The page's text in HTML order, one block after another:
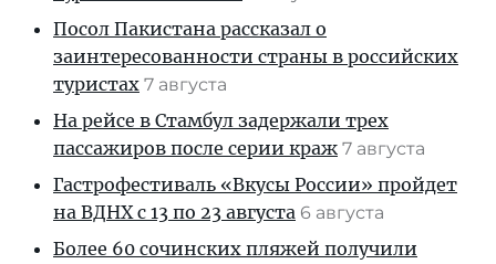
Посол Пакистана рассказал о
заинтересованности страны в российских
туристах 7 августа
На рейсе в Стамбул задержали трех
пассажиров после серии краж 7 августа
Гастрофестиваль «Вкусы России» пройдет
на ВДНХ с 13 по 23 августа 6 августа
Более 60 сочинских пляжей получили